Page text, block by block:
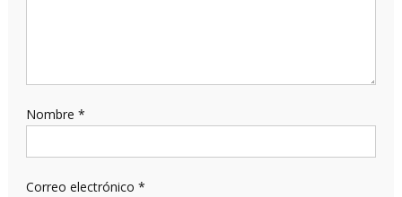
Nombre *
Correo electrónico *